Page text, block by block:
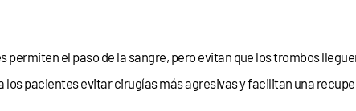
el paso de la sangre, pero evitan que los trombos
pacientes evitar cirugías más agresivas y facilitan una